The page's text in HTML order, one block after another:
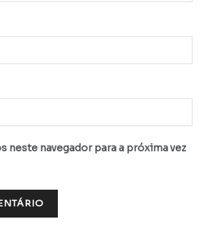
neste navegador para a próxima vez